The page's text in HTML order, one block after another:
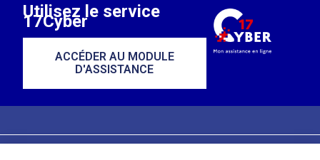
Utilisez le service
17Cyber
ACCÉDER AU MODULE
D'ASSISTANCE